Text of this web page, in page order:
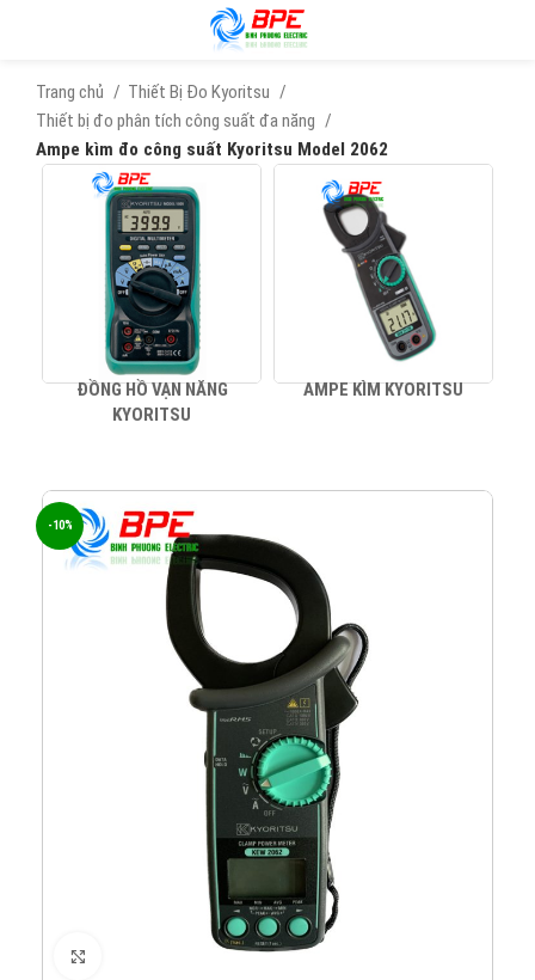
Trang chủ
Thiết Bị Đo Kyoritsu
Thiết bị đo phân tích công suất đa năng
Ampe kìm đo công suất Kyoritsu Model 2062
ĐỒNG HỒ VẠN NĂNG
KYORITSU
AMPE KÌM KYORITSU
-10%